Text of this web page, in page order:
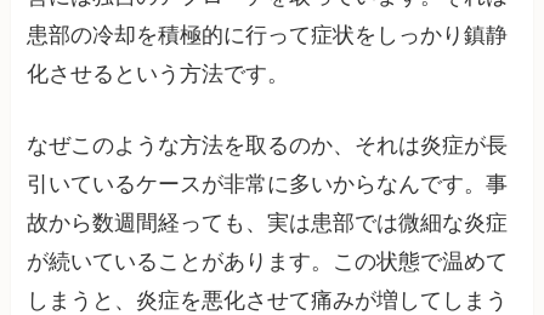
患部の冷却を積極的に行って症状をしっかり鎮静
化させるという方法です。
なぜこのような方法を取るのか、それは炎症が長
引いているケースが非常に多いからなんです。事
故から数週間経っても、実は患部では微細な炎症
が続いていることがあります。この状態で温めて
しまうと、炎症を悪化させて痛みが増してしまう